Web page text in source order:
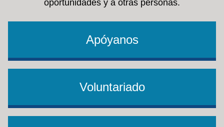
oportunidades y a otras personas.
Apóyanos
Voluntariado